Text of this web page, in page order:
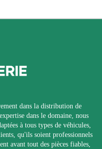
dans la distribution de
dans le domaine, nous
à tous types de véhicules,
qu'ils soient professionnels
avant tout des pièces fiables,